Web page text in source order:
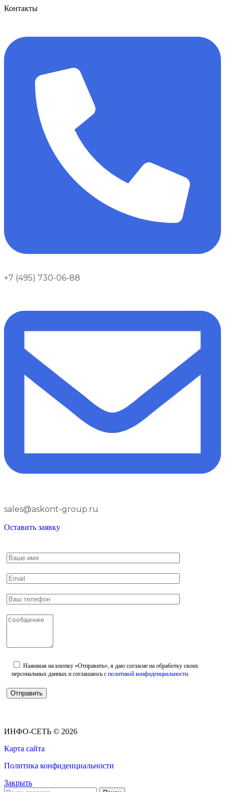
Контакты
+7 (495) 730-06-88
sales@askont-group.ru
Оставить заявку
Нажимая на кнопку «Отправить», я даю согласие на обработку своих
персональных данных и соглашаюсь с политикой конфиденциальности
ИНФО-СЕТЬ © 2026
Карта сайта
Политика конфиденциальности
Закрыть